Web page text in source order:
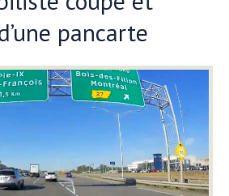
pancarte